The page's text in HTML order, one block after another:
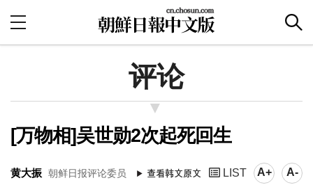
评论
[万物相]吴世勋2次起死回生
黄大振 朝鲜日报评论委员 LIST A+ A-